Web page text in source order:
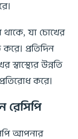
থাকে, যা চোখের
প্রতিদিন
উন্নতি
করে।
রেসিপি
আপনার